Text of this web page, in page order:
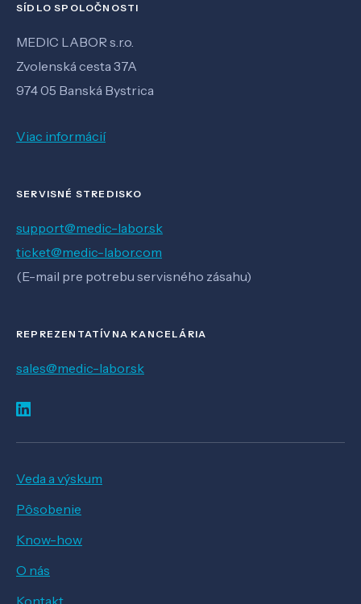
SÍDLO SPOLOČNOSTI
MEDIC LABOR s.r.o.
Zvolenská cesta 37A
974 05 Banská Bystrica
Viac informácií
SERVISNÉ STREDISKO
support@medic-labor.sk
ticket@medic-labor.com
(E-mail pre potrebu servisného zásahu)
REPREZENTATÍVNA KANCELÁRIA
sales@medic-labor.sk
Veda a výskum
Pôsobenie
Know-how
O nás